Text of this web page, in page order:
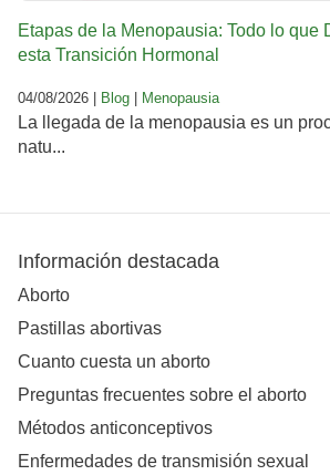
Etapas de la Menopausia: Todo lo que
esta Transición Hormonal
04/08/2026 | Blog Menopausia
La llegada de la menopausia es un
natu...
Información destacada
Aborto
Pastillas abortivas
Cuanto cuesta un aborto
Preguntas frecuentes sobre el aborto
Métodos anticonceptivos
Enfermedades de transmisión sexual